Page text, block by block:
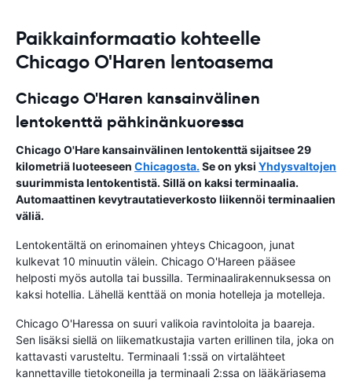
Paikkainformaatio kohteelle
Chicago O'Haren lentoasema
Chicago O'Haren kansainvälinen
lentokenttä pähkinänkuoressa
Chicago O'Hare kansainvälinen lentokenttä sijaitsee 29
kilometriä luoteeseen Chicagosta. Se on yksi Yhdysvaltojen
suurimmista lentokentistä. Sillä on kaksi terminaalia.
Automaattinen kevytrautatieverkosto liikennöi terminaalien
väliä.
Lentokentältä on erinomainen yhteys Chicagoon, junat
kulkevat 10 minuutin välein. Chicago O'Hareen pääsee
helposti myös autolla tai bussilla. Terminaalirakennuksessa on
kaksi hotellia. Lähellä kenttää on monia hotelleja ja motelleja.
Chicago O'Haressa on suuri valikoia ravintoloita ja baareja.
Sen lisäksi siellä on liikematkustajia varten erillinen tila, joka on
kattavasti varusteltu. Terminaali 1:ssä on virtalähteet
kannettaville tietokoneilla ja terminaali 2:ssa on lääkäriasema